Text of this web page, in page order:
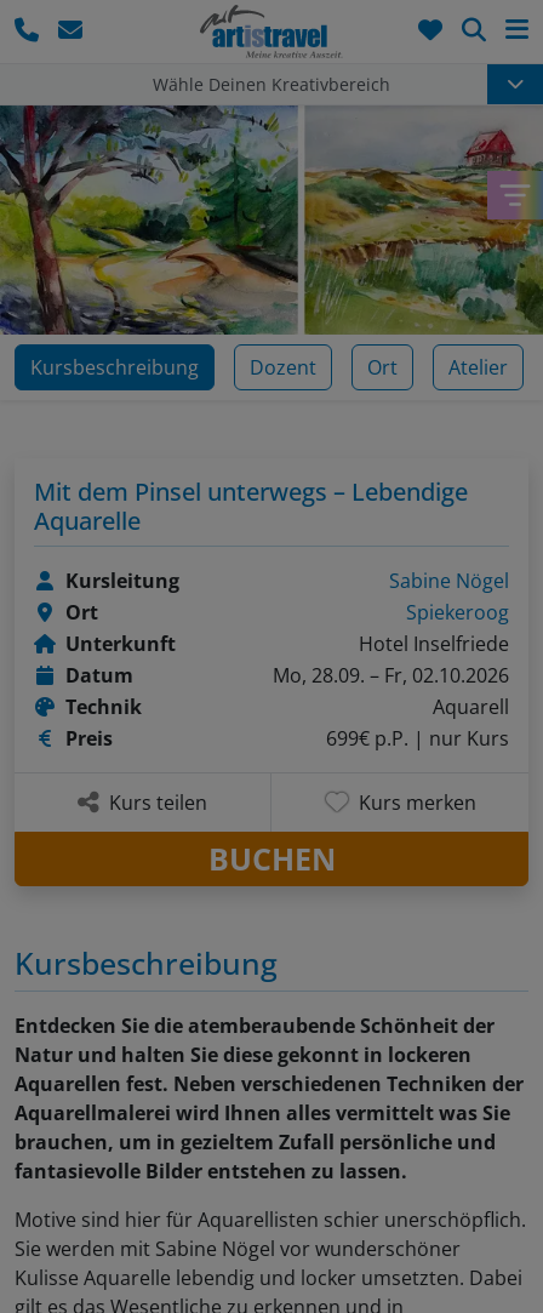
Wähle Deinen Kreativbereich
Kursbeschreibung Dozent Ort Atelier
Kursbeschreibung
Entdecken Sie die atemberaubende Schönheit der
Natur und halten Sie diese gekonnt in lockeren
Aquarellen fest. Neben verschiedenen Techniken der
Aquarellmalerei wird Ihnen alles vermittelt was Sie
brauchen, um in gezieltem Zufall persönliche und
fantasievolle Bilder entstehen zu lassen.
Motive sind hier für Aquarellisten schier unerschöpflich.
Sie werden mit Sabine Nögel vor wunderschöner
Kulisse Aquarelle lebendig und locker umsetzten. Dabei
gilt es das Wesentliche zu erkennen und in
Mit dem Pinsel unterwegs – Lebendige
Aquarelle
Kursleitung
Sabine Nögel
Ort
Spiekeroog
Unterkunft
Hotel Inselfriede
Datum
Mo, 28.09. – Fr, 02.10.2026
Technik
Aquarell
Preis
699€ p.P. | nur Kurs
Kurs teilen Kurs merken
BUCHEN